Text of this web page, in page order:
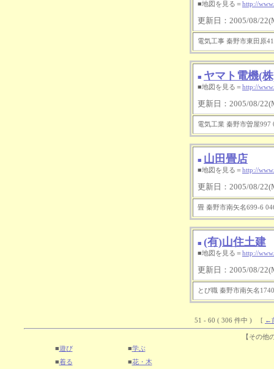
■地図を見る＝http://
更新日：2005/08/
電気工事 秦野市東田原
■ ヤマト電機(
■地図を見る＝http://
更新日：2005/08/
電気工業 秦野市曽屋997
■ 山田畳店
■地図を見る＝http://
更新日：2005/08/
畳 秦野市南矢名699-6
■ (有)山住土建
■地図を見る＝http://
更新日：2005/08/
とび職 秦野市南矢名
51 - 60 ( 306 件中 ) [ ←
【その他
■遊び ■学ぶ
■着る ■花・木